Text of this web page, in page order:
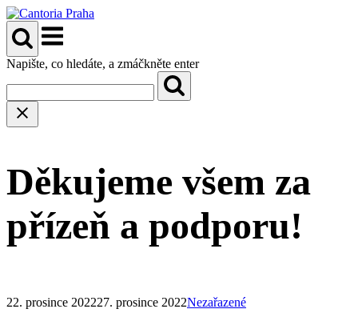
Přeskočit
na
obsah
Menu
Napište, co hledáte, a zmáčkněte enter
Děkujeme všem za
přízeň a podporu!
22. prosince 202227. prosince 2022Nezařazené